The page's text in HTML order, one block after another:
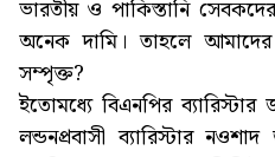
ভারতীয় ও পাকিস্তানি
অনেক দামি। তাহলে আমাদের
সম্পৃক্ত?
ইতোমধ্যে বিএনপির
লন্ডনপ্রবাসী ব্যারিস্টার